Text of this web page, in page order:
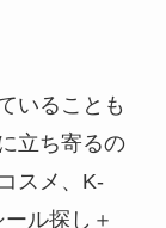
いることも
立ち寄るの
スメ、K-
ル探し＋